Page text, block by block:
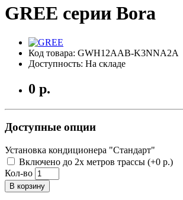
GREE серии Bora
Код товара: GWH12AAB-K3NNA2A
Доступность: На складе
0 р.
Доступные опции
Установка кондиционера "Стандарт"
Включено до 2х метров трассы (+0 р.)
Кол-во
В корзину